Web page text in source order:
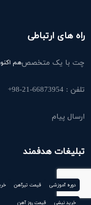
راه های ارتباطی
چت با یک متخصصهم
تلفن : 66873954-21-98+
ارسال پیام
تبلیغات هدفمند
دوره آموزشی قیمت تیرآهن
خرید نبشی قیمت روز آهن